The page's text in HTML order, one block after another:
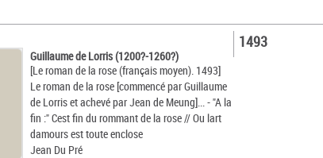
Guillaume de Lorris (1200?-1260?)
[Le roman de la rose (français moyen). 1493]
Le roman de la rose [commencé par Guillaume
de Lorris et achevé par Jean de Meung]... - "A la
fin :" Cest fin du rommant de la rose // Ou lart
damours est toute enclose
Jean Du Pré
1493